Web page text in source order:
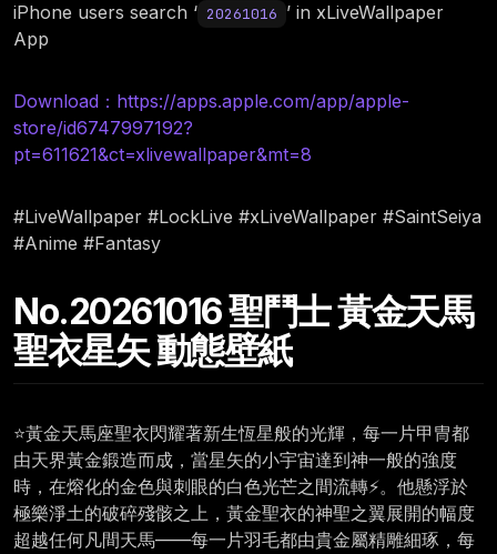
iPhone users search ‘ 20261016 ’ in xLiveWallpaper
App
Download：https://apps.apple.com/app/apple-
store/id6747997192?
pt=611621&ct=xlivewallpaper&mt=8
#LiveWallpaper #LockLive #xLiveWallpaper #SaintSeiya
#Anime #Fantasy
No.20261016 聖鬥士 黃金天馬
聖衣星矢 動態壁紙
⭐黃金天馬座聖衣閃耀著新生恆星般的光輝，每一片甲冑都
由天界黃金鍛造而成，當星矢的小宇宙達到神一般的強度
時，在熔化的金色與刺眼的白色光芒之間流轉⚡。他懸浮於
極樂淨土的破碎殘骸之上，黃金聖衣的神聖之翼展開的幅度
超越任何凡間天馬——每一片羽毛都由貴金屬精雕細琢，每